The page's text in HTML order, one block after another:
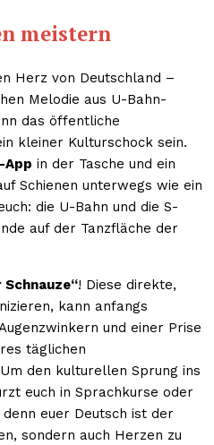
meistern
Herz von Deutschland –
Melodie aus U-Bahn-
das öffentliche
kleiner Kulturschock sein.
App in der Tasche und ein
Schienen unterwegs wie ein
die U-Bahn und die S-
auf der Tanzfläche der
Schnauze“! Diese direkte,
kann anfangs
und einer Prise
täglichen
den kulturellen Sprung ins
euch in Sprachkurse oder
euer Deutsch ist der
sondern auch Herzen zu